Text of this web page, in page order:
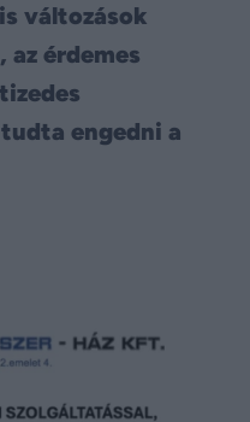
változások
érdemes
engedni a